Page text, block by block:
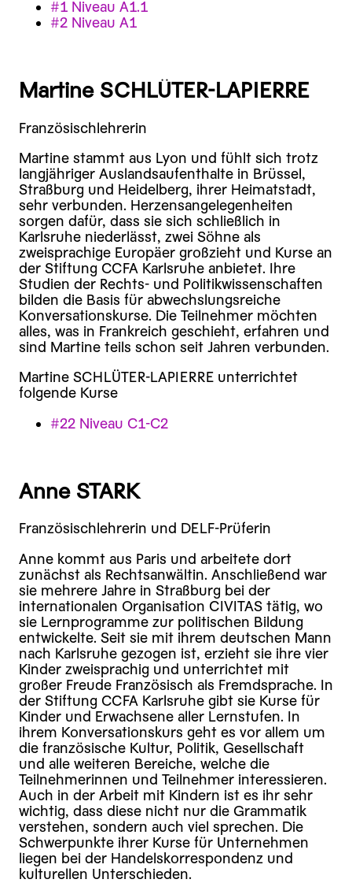
#1 Niveau A1.1
#2 Niveau A1
Martine SCHLÜTER-LAPIERRE
Französischlehrerin
Martine stammt aus Lyon und fühlt sich trotz
langjähriger Auslandsaufenthalte in Brüssel,
Straßburg und Heidelberg, ihrer Heimatstadt,
sehr verbunden. Herzensangelegenheiten
sorgen dafür, dass sie sich schließlich in
Karlsruhe niederlässt, zwei Söhne als
zweisprachige Europäer großzieht und Kurse an
der Stiftung CCFA Karlsruhe anbietet. Ihre
Studien der Rechts- und Politikwissenschaften
bilden die Basis für abwechslungsreiche
Konversationskurse. Die Teilnehmer möchten
alles, was in Frankreich geschieht, erfahren und
sind Martine teils schon seit Jahren verbunden.
Martine SCHLÜTER-LAPIERRE unterrichtet
folgende Kurse
#22 Niveau C1-C2
Anne STARK
Französischlehrerin und DELF-Prüferin
Anne kommt aus Paris und arbeitete dort
zunächst als Rechtsanwältin. Anschließend war
sie mehrere Jahre in Straßburg bei der
internationalen Organisation CIVITAS tätig, wo
sie Lernprogramme zur politischen Bildung
entwickelte. Seit sie mit ihrem deutschen Mann
nach Karlsruhe gezogen ist, erzieht sie ihre vier
Kinder zweisprachig und unterrichtet mit
großer Freude Französisch als Fremdsprache. In
der Stiftung CCFA Karlsruhe gibt sie Kurse für
Kinder und Erwachsene aller Lernstufen. In
ihrem Konversationskurs geht es vor allem um
die französische Kultur, Politik, Gesellschaft
und alle weiteren Bereiche, welche die
Teilnehmerinnen und Teilnehmer interessieren.
Auch in der Arbeit mit Kindern ist es ihr sehr
wichtig, dass diese nicht nur die Grammatik
verstehen, sondern auch viel sprechen. Die
Schwerpunkte ihrer Kurse für Unternehmen
liegen bei der Handelskorrespondenz und
kulturellen Unterschieden.